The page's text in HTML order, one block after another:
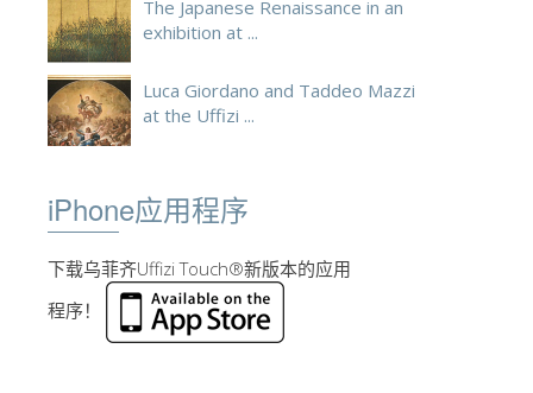
The Japanese Renaissance in an
exhibition at ...
Luca Giordano and Taddeo Mazzi
at the Uffizi ...
iPhone应用程序
下载乌菲齐Uffizi Touch®新版本的应用
程序！